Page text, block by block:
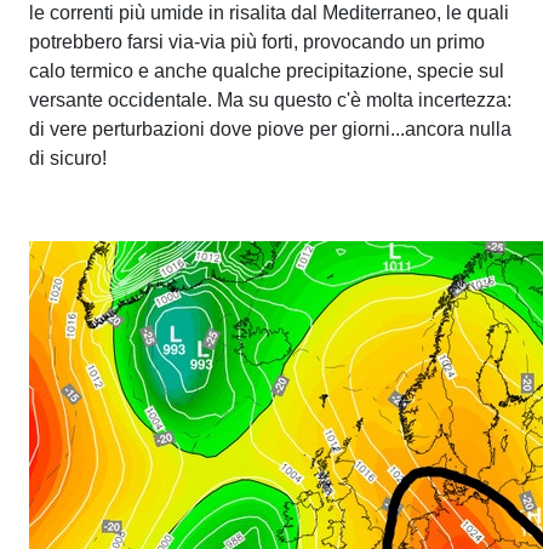
le correnti più umide in risalita dal Mediterraneo, le quali
potrebbero farsi via-via più forti, provocando un primo
calo termico e anche qualche precipitazione, specie sul
versante occidentale. Ma su questo c'è molta incertezza:
di vere perturbazioni dove piove per giorni...ancora nulla
di sicuro!